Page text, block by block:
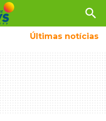
search
Últimas notícias